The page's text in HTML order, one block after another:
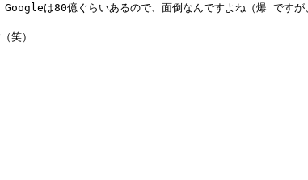
は80億ぐらいあるので、面倒なんですよね（爆 です
笑）